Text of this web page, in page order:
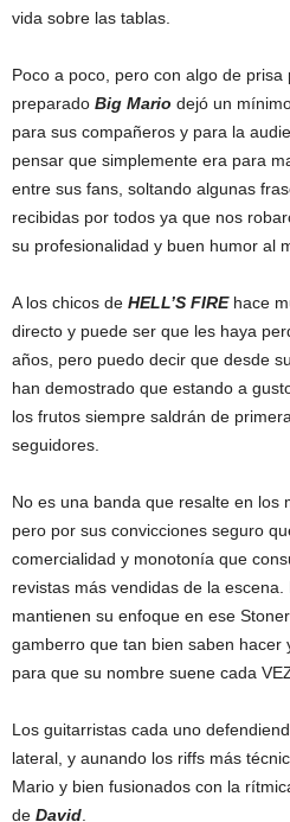
vida sobre las tablas.
Poco a poco, pero con algo de
preparado Big Mario dejó un
para sus compañeros y para la
pensar que simplemente era para
entre sus fans, soltando algunas
recibidas por todos ya que nos
su profesionalidad y buen humor al
A los chicos de HELL’S FIRE hace
directo y puede ser que les haya
años, pero puedo decir que desde
han demostrado que estando a
los frutos siempre saldrán de
seguidores.
No es una banda que resalte en los
pero por sus convicciones seguro
comercialidad y monotonía que
revistas más vendidas de la
mantienen su enfoque en ese
gamberro que tan bien saben hacer
para que su nombre suene cada
Los guitarristas cada uno
lateral, y aunando los riffs más
Mario y bien fusionados con la
de David